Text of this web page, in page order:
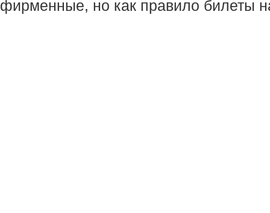
фирменные, но как правило билеты